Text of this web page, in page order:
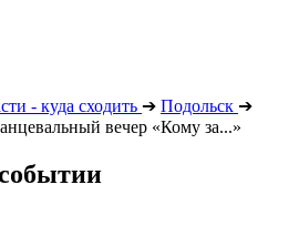
- куда сходить ➔ Подольск ➔
вечер «Кому за...»